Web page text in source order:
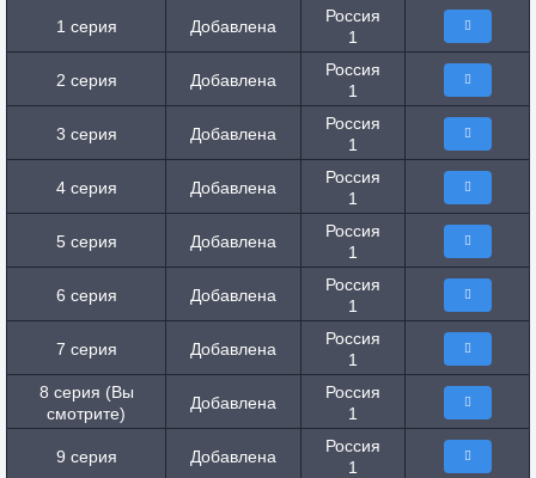
1 серия Добавлена
Россия
1
2 серия Добавлена
Россия
1
3 серия Добавлена
Россия
1
4 серия Добавлена
Россия
1
5 серия Добавлена
Россия
1
6 серия Добавлена
Россия
1
7 серия Добавлена
Россия
1
8 серия (Вы
смотрите)
Добавлена
Россия
1
9 серия Добавлена
Россия
1